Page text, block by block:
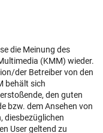
die Meinung des
(KMM) wieder.
der Betreiber von den
behält sich
den guten
bzw. dem Ansehen von
diesbezüglichen
User geltend zu